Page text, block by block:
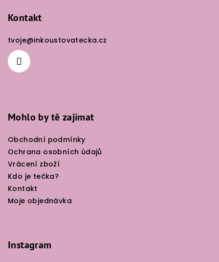
Kontakt
tvoje@inkoustovatecka.cz
Mohlo by tě zajímat
Obchodní podmínky
Ochrana osobních údajů
Vrácení zboží
Kdo je tečka?
Kontakt
Moje objednávka
Instagram